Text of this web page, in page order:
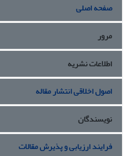
صفحه اصلی
مرور
اطلاعات نشریه
اصول اخلاقی انتشار مقاله
نویسندگان
فرایند ارزیابی و پذیرش مقالات